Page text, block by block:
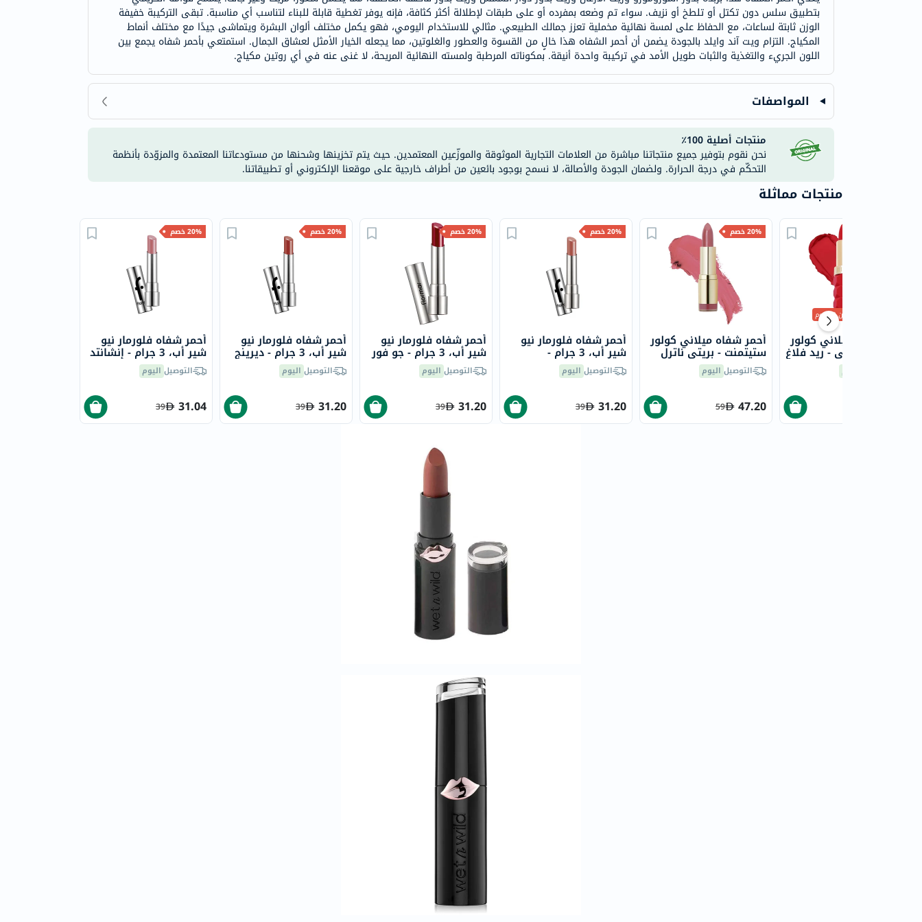
خسارة
الوزن
فحص
صحي
روتيني
القلب
Original
IV
الغذائي
الحالة
البشرة
والشعر
العظام
والمفاصل
المخ
والذاكرة
القلب
مرضى
السكري
دعم
البولية
دعم
البروستاتا
الفيتامينات
فيتامين
فيتامين
فيتامين
ج
فيتامين
د
فيتامين
هـ
المعادن
المغنيسيوم
الحديد
بتطبيق سلس دون تكتل أو تلطخ أو نزيف. سواء تم وضعه بمفرده أو على طبقات لإطلالة أكثر كثافة، فإنه يوفر تغطية قابلة للبناء لتناسب أي مناسبة. تبقى التركيبة خفيفة
الوزن ثابتة لساعات، مع الحفاظ على لمسة نهائية مخملية تعزز جمالك الطبيعي. مثالي للاستخدام اليومي، فهو يكمل مختلف ألوان البشرة ويتماشى جيدًا مع مختلف أنماط
المكياج. التزام ويت آند وايلد بالجودة يضمن أن أحمر الشفاه هذا خالٍ من القسوة والعطور والغلوتين، مما يجعله الخيار الأمثل لعشاق الجمال. استمتعي بأحمر شفاه يجمع بين
اللون الجريء والتغذية والثبات طويل الأمد في تركيبة واحدة أنيقة. بمكوناته المرطبة ولمسته النهائية المريحة، لا غنى عنه في أي روتين مكياج.
المواصفات
منتجات أصلية 100٪
نحن نقوم بتوفير جميع منتجاتنا مباشرة من العلامات التجارية الموثوقة والموزّعين المعتمدين. حيث يتم تخزينها وشحنها من مستودعاتنا المعتمدة والمزوّدة بأنظمة
التحكّم في درجة الحرارة. ولضمان الجودة والأصالة، لا نسمح بوجود بائعين من أطراف خارجية على موقعنا الإلكتروني أو تطبيقاتنا.
منتجات مماثلة
20% خصم
أحمر شفاه فلورمار نيو
شير أب، 3 جرام - إنشانتد
كيس/018التوصيل اليوم
31.04
39
20% خصم
أحمر شفاه فلورمار نيو
شير أب، 3 جرام - ديرينج
ويسبر/022
التوصيل اليوم
31.20
39
20% خصم
أحمر شفاه فلورمار نيو
شير أب، 3 جرام - جو فور
بورديوكس/015
التوصيل اليوم
31.20
39
20% خصم
أحمر شفاه فلورمار نيو
شير أب، 3 جرام -
هارموني/001
التوصيل اليوم
31.20
39
20% خصم
أحمر شفاه ميلاني كولور
ستيتمنت - بريتي ناترل
/43 التوصيل اليوم
47.20
59
من 30 يوم
أحمر شفاه ميلاني كولور
فيتيش، مطفي - ريد فلاغ
اليوم